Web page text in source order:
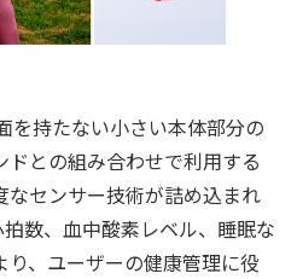
持たない小さい本体部分の
ドとの組み合わせで利用する
センサー技術が詰め込まれ
数、血中酸素レベル、睡眠な
り、ユーザーの健康管理に役